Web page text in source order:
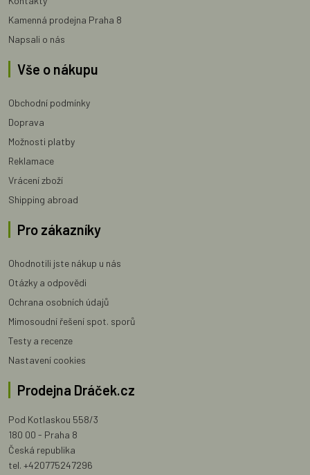
Kamenná prodejna Praha 8
Napsali o nás
Vše o nákupu
Obchodní podmínky
Doprava
Možnosti platby
Reklamace
Vrácení zboží
Shipping abroad
Pro zákazníky
Ohodnotili jste nákup u nás
Otázky a odpovědi
Ochrana osobních údajů
Mimosoudní řešení spot. sporů
Testy a recenze
Nastavení cookies
Prodejna Dráček.cz
Pod Kotlaskou 558/3
180 00 - Praha 8
Česká republika
tel. +420775247296